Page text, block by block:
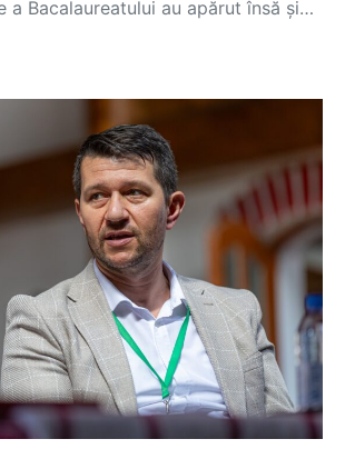
a Bacalaureatului au apărut însă și…